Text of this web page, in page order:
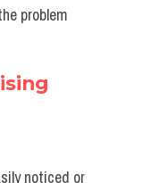
problem
noticed or